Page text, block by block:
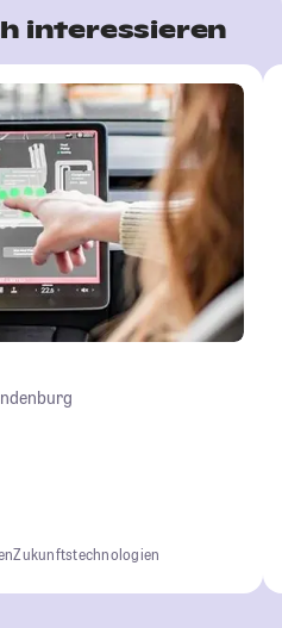
interessieren
Zukunftstechnologien